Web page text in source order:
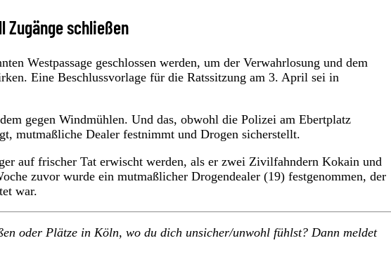
Zugänge schließen
Westpassage geschlossen werden, um der Verwahrlosung und dem
Eine Beschlussvorlage für die Ratssitzung am 3. April sei in
gegen Windmühlen. Und das, obwohl die Polizei am Ebertplatz
mutmaßliche Dealer festnimmt und Drogen sicherstellt.
auf frischer Tat erwischt werden, als er zwei Zivilfahndern Kokain und
zuvor wurde ein mutmaßlicher Drogendealer (19) festgenommen, der
war.
oder Plätze in Köln, wo du dich unsicher/unwohl fühlst? Dann meldet